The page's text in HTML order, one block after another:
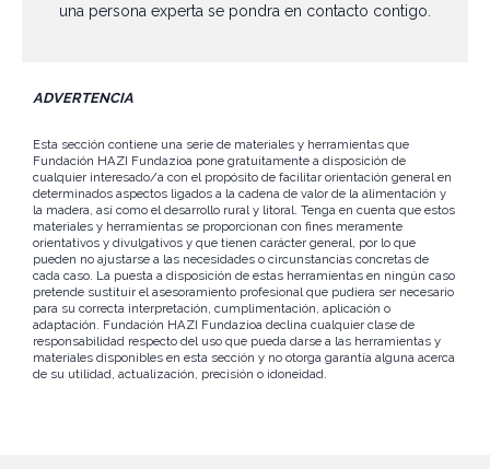
una persona experta se pondra en contacto contigo.
ADVERTENCIA
Esta sección contiene una serie de materiales y herramientas que
Fundación HAZI Fundazioa pone gratuitamente a disposición de
cualquier interesado/a con el propósito de facilitar orientación general en
determinados aspectos ligados a la cadena de valor de la alimentación y
la madera, así como el desarrollo rural y litoral. Tenga en cuenta que estos
materiales y herramientas se proporcionan con fines meramente
orientativos y divulgativos y que tienen carácter general, por lo que
pueden no ajustarse a las necesidades o circunstancias concretas de
cada caso. La puesta a disposición de estas herramientas en ningún caso
pretende sustituir el asesoramiento profesional que pudiera ser necesario
para su correcta interpretación, cumplimentación, aplicación o
adaptación. Fundación HAZI Fundazioa declina cualquier clase de
responsabilidad respecto del uso que pueda darse a las herramientas y
materiales disponibles en esta sección y no otorga garantía alguna acerca
de su utilidad, actualización, precisión o idoneidad.